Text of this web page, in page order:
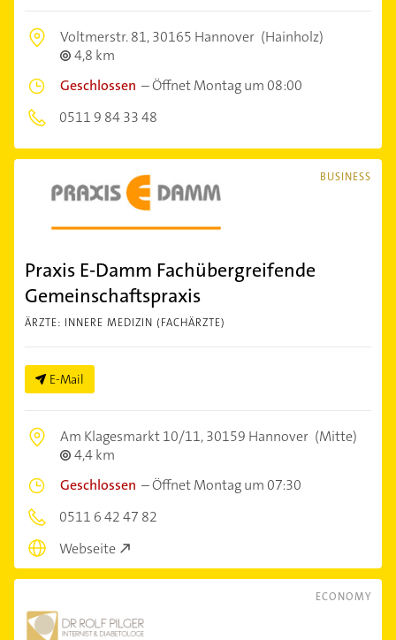
Voltmerstr. 81,30165 Hannover (Hainholz)
4,8 km
Geschlossen –Öffnet Montag um 08:00
0511 9 84 33 48
BUSINESS
Praxis E-Damm Fachübergreifende
Gemeinschaftspraxis
ÄRZTE: INNERE MEDIZIN (FACHÄRZTE)
E-Mail
Am Klagesmarkt 10/11,30159 Hannover (Mitte)
4,4 km
Geschlossen –Öffnet Montag um 07:30
0511 6 42 47 82
Webseite
ECONOMY